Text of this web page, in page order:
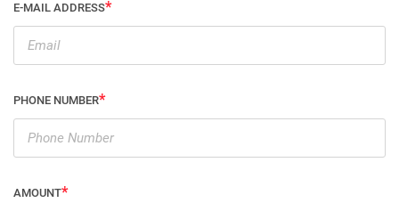
E-MAIL ADDRESS
PHONE NUMBER
AMOUNT